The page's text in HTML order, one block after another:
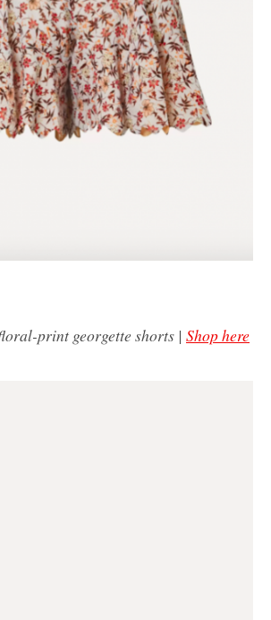
print georgette shorts | Shop here